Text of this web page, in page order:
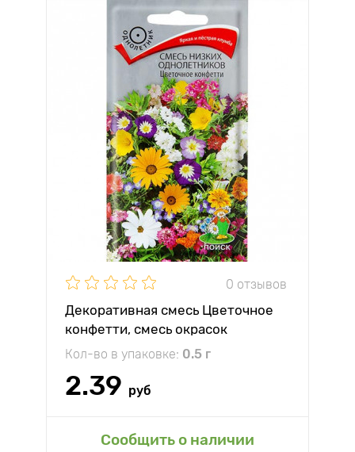
0 отзывов
Декоративная смесь Цветочное
конфетти, смесь окрасок
Кол-во в упаковке: 0.5 г
2.39 руб
Сообщить о наличии